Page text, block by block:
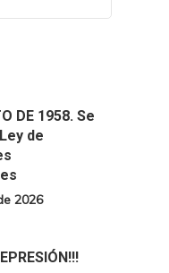
DE 1958. Se
de
2026